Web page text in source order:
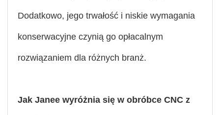
Dodatkowo, jego trwałość i niskie wymagania
konserwacyjne czynią go opłacalnym
rozwiązaniem dla różnych branż.
Jak Janee wyróżnia się w obróbce CNC z